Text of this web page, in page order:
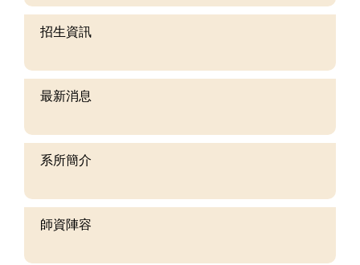
招生資訊
最新消息
系所簡介
師資陣容